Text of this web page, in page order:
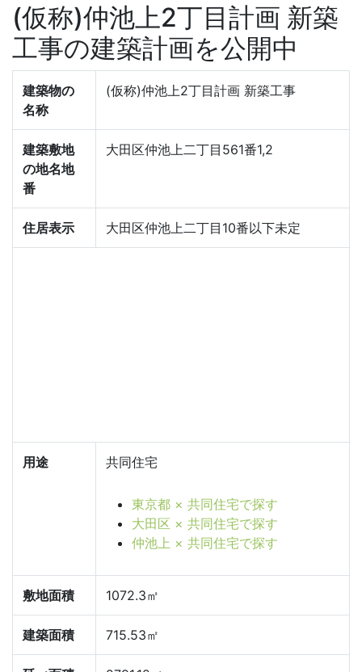
(仮称)仲池上2丁目計画 新築
工事の建築計画を公開中
建築物の
名称
(仮称)仲池上2丁目計画 新築工事
建築敷地
の地名地
番
大田区仲池上二丁目561番1,2
住居表示 大田区仲池上二丁目10番以下未定
用途 共同住宅
東京都 × 共同住宅で探す
大田区 × 共同住宅で探す
仲池上 × 共同住宅で探す
敷地面積 1072.3㎡
建築面積 715.53㎡